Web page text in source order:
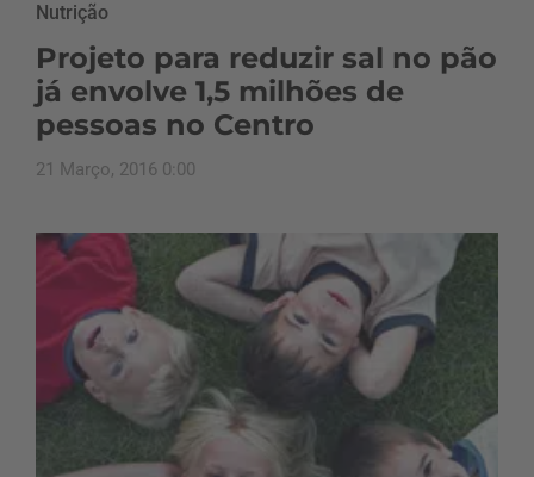
Nutrição
Projeto para reduzir sal no pão
já envolve 1,5 milhões de
pessoas no Centro
21 Março, 2016 0:00